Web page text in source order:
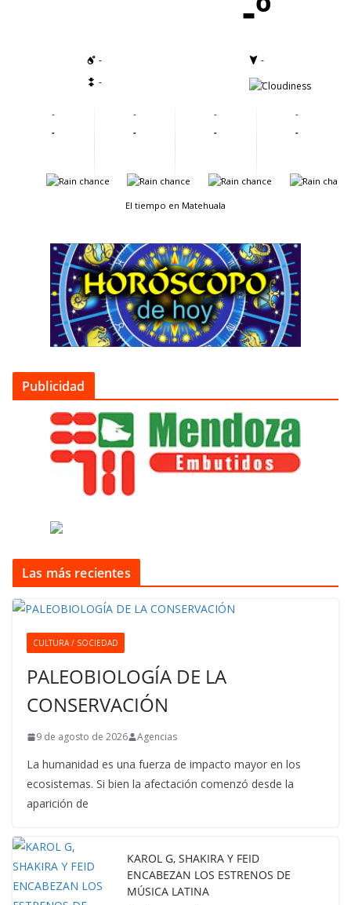
-
-
-
-
-
-
-
-
-
-
-
-
-
-
-
-
El tiempo en Matehuala
Publicidad
Las más recientes
CULTURA / SOCIEDAD
PALEOBIOLOGÍA DE LA
CONSERVACIÓN
9 de agosto de 2026 Agencias
La humanidad es una fuerza de impacto mayor en los
ecosistemas. Si bien la afectación comenzó desde la
aparición de
KAROL G, SHAKIRA Y FEID
ENCABEZAN LOS ESTRENOS DE
MÚSICA LATINA